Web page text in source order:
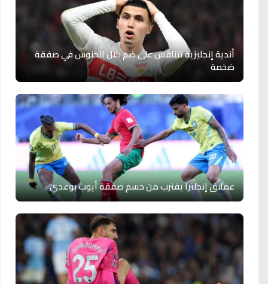
أندية إنجليزية تتنافس على ضم بلال الخنوس في صفقة
ضخمة
عملاق إنجلترا يقترب من حسم صفقة أيوب بوعدي